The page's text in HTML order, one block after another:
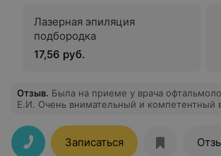
Лазерная эпиляция
подбородка
17,56 руб.
Отзыв. Была на приеме у врача
Е.И. Очень внимательный и компетентный
терпеливо отвечала на все мои
нужные рекомендации.Побольше бы таких
врачей.Большре спасибо
Записаться